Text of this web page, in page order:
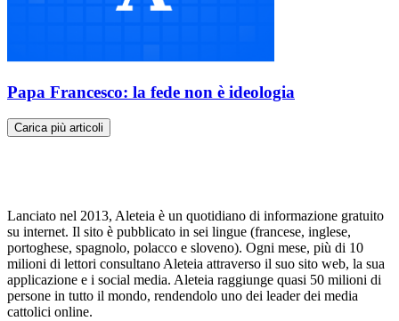
Papa Francesco: la fede non è ideologia
Carica più articoli
Lanciato nel 2013, Aleteia è un quotidiano di informazione gratuito
su internet. Il sito è pubblicato in sei lingue (francese, inglese,
portoghese, spagnolo, polacco e sloveno). Ogni mese, più di 10
milioni di lettori consultano Aleteia attraverso il suo sito web, la sua
applicazione e i social media. Aleteia raggiunge quasi 50 milioni di
persone in tutto il mondo, rendendolo uno dei leader dei media
cattolici online.